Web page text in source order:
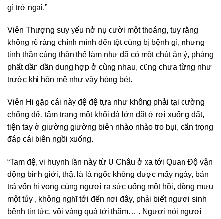
gì trở ngại.”
Viên Thượng suy yếu nở nụ cười một thoáng, tuy rằng
không rõ ràng chính mình đến tột cùng bị bệnh gì, nhưng
tinh thần cùng thân thể làm như đã có một chút ăn ý, phảng
phất dần dần dung hợp ở cùng nhau, cũng chưa từng như
trước khi hôn mê như vậy hỏng bét.
Viên Hi gặp cái này đệ đệ tựa như không phải tại cường
chống đỡ, tâm trạng một khối đá lớn đặt ở rơi xuống đất,
tiện tay ở giường giường biên nhào nhào tro bụi, cẩn trọng
đáp cái biên ngồi xuống.
“Tam đệ, vi huynh lần này từ U Châu ở xa tới Quan Độ vận
động binh giới, thật là là ngốc không được mấy ngày, bản
trả vốn hi vọng cùng ngươi ra sức uống một hồi, đồng mưu
một túy , không nghĩ tới đến nơi đây, phải biết ngươi sinh
bệnh tin tức, vội vàng quá tới thăm… . Ngươi nói ngươi